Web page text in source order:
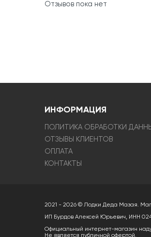
Отзывов пока нет
ИНФОРМАЦИЯ
ПОЛИТИКА ОБРАБОТКИ
ОТЗЫВЫ КЛИЕНТОВ
ОПЛАТА
КОНТАКТЫ
2021 - 2026 © Лодки Деда Мазая.
ИП Бурдов Алексей Юрьевич, ИНН
Официальный интернет-магазин
Не является публичной офертой.